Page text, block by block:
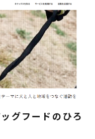
ッグフードのひろ